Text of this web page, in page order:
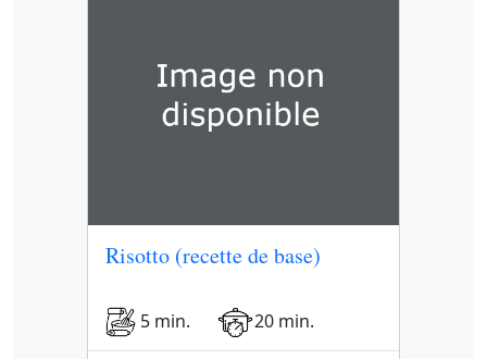
Risotto (recette de base)
5 min. 20 min.
Previous